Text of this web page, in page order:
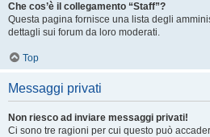
Che cos’è il collegamento “Staff”?
Questa pagina fornisce una lista degli
dettagli sui forum da loro moderati.
Top
Messaggi privati
Non riesco ad inviare messaggi privati!
Ci sono tre ragioni per cui questo può